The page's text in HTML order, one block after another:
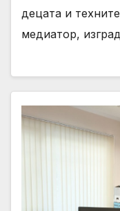
децата и
медиатор,